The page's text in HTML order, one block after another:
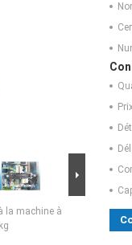
la machine à